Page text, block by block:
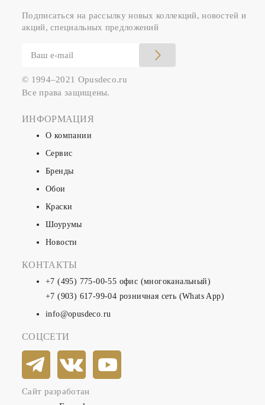
Подписаться на рассылку новых коллекций, новостей и
акций, специальных предложений
© 1994–2021 Opusdeco.ru
Все права защищены.
ИНФОРМАЦИЯ
О компании
Сервис
Бренды
Обои
Краски
Шоурумы
Новости
КОНТАКТЫ
+7 (495) 775-00-55 офис (многоканальный)
+7 (903) 617-99-04 розничная сеть (Whats App)
info@opusdeco.ru
СОЦСЕТИ
Сайт разработан